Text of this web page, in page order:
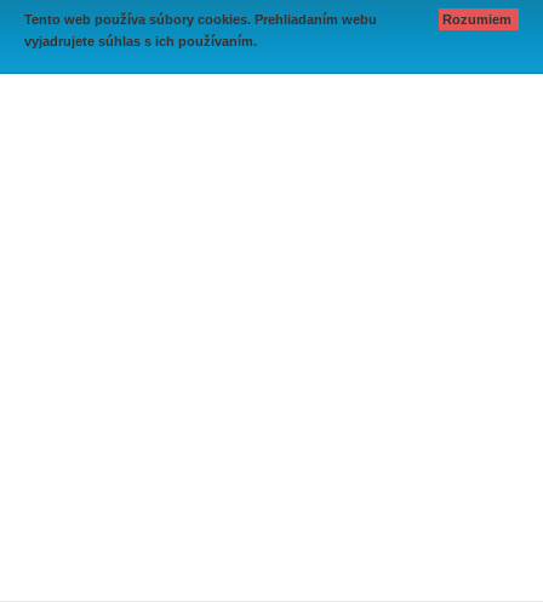
Tento web používa súbory cookies. Prehliadaním webu
vyjadrujete súhlas s ich používaním.
Rozumiem